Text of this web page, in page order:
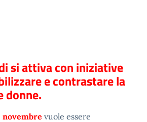
si attiva con iniziative
e contrastare la
donne.
novembre vuole essere